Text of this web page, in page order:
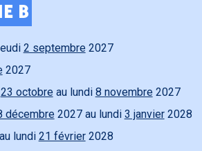
B
2 septembre 2027
2027
23 octobre au lundi 8 novembre 2027
décembre 2027 au lundi 3 janvier2028
lundi 21 février2028